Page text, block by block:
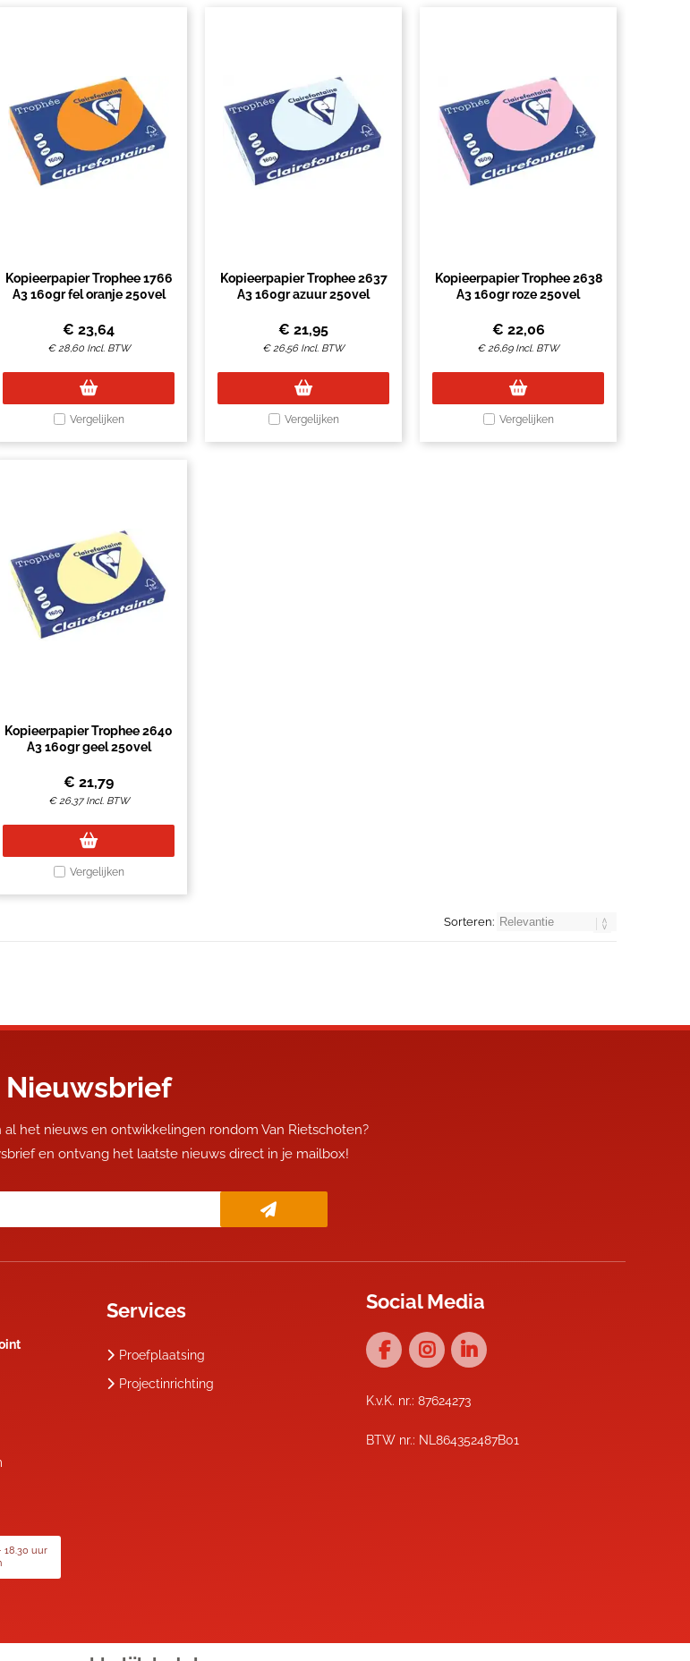
Kopieerpapier Trophee 1766
A3 160gr fel oranje 250vel
€ 23,64
€28,60 Incl. BTW
Vergelijken
Kopieerpapier Trophee 2637
A3 160gr azuur 250vel
€ 21,95
€26,56 Incl. BTW
Vergelijken
Kopieerpapier Trophee 2638
A3 160gr roze 250vel
€ 22,06
€26,69 Incl. BTW
Vergelijken
Kopieerpapier Trophee 2640
A3 160gr geel 250vel
€ 21,79
€26,37 Incl. BTW
Vergelijken
Sorteren:
Nieuwsbrief
het nieuws en ontwikkelingen rondom Van Rietschoten?
en ontvang het laatste nieuws direct in je mailbox!
18.30 uur
Services
Proefplaatsing
Projectinrichting
Social Media
K.v.K. nr.: 87624273
BTW nr.: NL864352487B01